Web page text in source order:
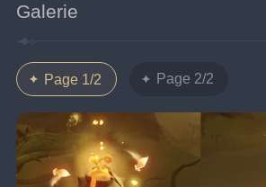
Galerie
Page 1/2 Page 2/2